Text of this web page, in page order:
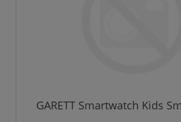
GARETT Smartwatch Kids